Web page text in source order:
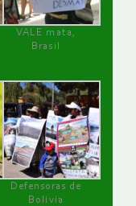
VALE mata,
Brasil
Defensoras de
Bolivia